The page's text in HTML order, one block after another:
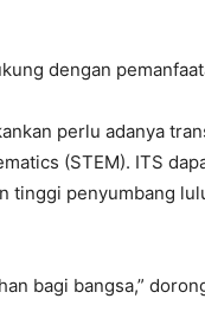
dengan
perlu adanya
(STEM). ITS
tinggi penyumbang
bagi bangsa,”